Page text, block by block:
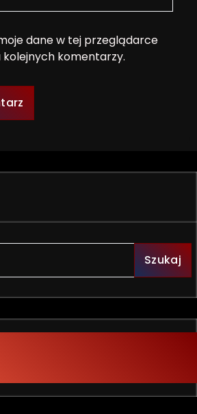
dane w tej przeglądarce
kolejnych komentarzy.
Szukaj